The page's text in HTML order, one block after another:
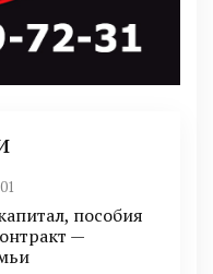
пособия
—